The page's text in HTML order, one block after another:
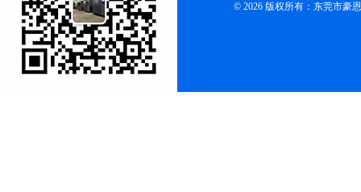
© 2026 版权所有：东莞市豪